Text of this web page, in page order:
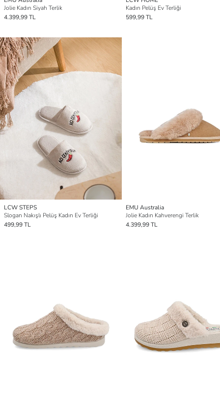
Jolie Kadın Siyah Terlik
4.399,99 TL
Kadın Pelüş Ev Terliği
599,99 TL
LCW STEPS
Slogan Nakışlı Pelüş Kadın Ev Terliği
499,99 TL
EMU Australia
Jolie Kadın Kahverengi Terlik
4.399,99 TL